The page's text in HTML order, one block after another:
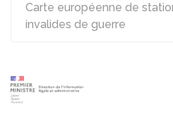
Carte européenne de
invalides de guerre